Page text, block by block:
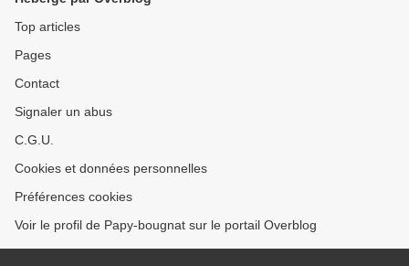
Top articles
Pages
Contact
Signaler un abus
C.G.U.
Cookies et données personnelles
Préférences cookies
Voir le profil de Papy-bougnat sur le portail Overblog